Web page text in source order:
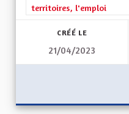
territoires, l'emploi
CRÉÉ LE
21/04/2023